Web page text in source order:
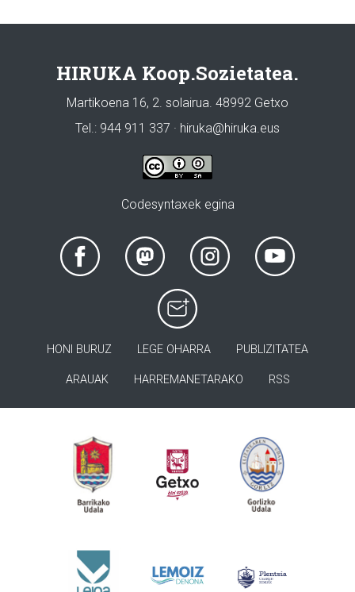
HIRUKA Koop.Sozietatea.
Martikoena 16, 2. solairua. 48992 Getxo
Tel.: 944 911 337 · hiruka@hiruka.eus
Codesyntaxek egina
HONI BURUZ LEGE OHARRA PUBLIZITATEA
ARAUAK HARREMANETARAKO RSS